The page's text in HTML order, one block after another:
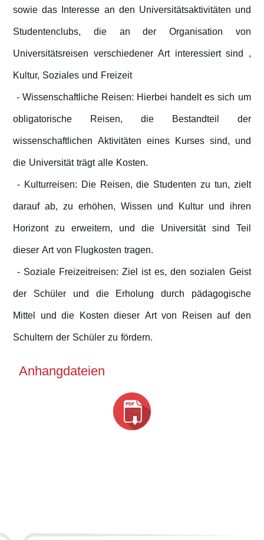
sowie das Interesse an den Universitätsaktivitäten und
Studentenclubs, die an der Organisation von
Universitätsreisen verschiedener Art interessiert sind ,
Kultur, Soziales und Freizeit
- Wissenschaftliche Reisen: Hierbei handelt es sich um
obligatorische Reisen, die Bestandteil der
wissenschaftlichen Aktivitäten eines Kurses sind, und
die Universität trägt alle Kosten.
- Kulturreisen: Die Reisen, die Studenten zu tun, zielt
darauf ab, zu erhöhen, Wissen und Kultur und ihren
Horizont zu erweitern, und die Universität sind Teil
dieser Art von Flugkosten tragen.
- Soziale Freizeitreisen: Ziel ist es, den sozialen Geist
der Schüler und die Erholung durch pädagogische
Mittel und die Kosten dieser Art von Reisen auf den
Schultern der Schüler zu fördern.
Anhangdateien